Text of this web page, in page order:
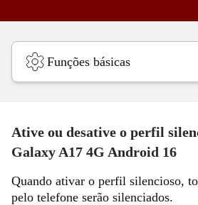
Funções básicas
Ative ou desative o perfil
Galaxy A17 4G Android 16
Quando ativar o perfil silencioso,
pelo telefone serão silenciados.